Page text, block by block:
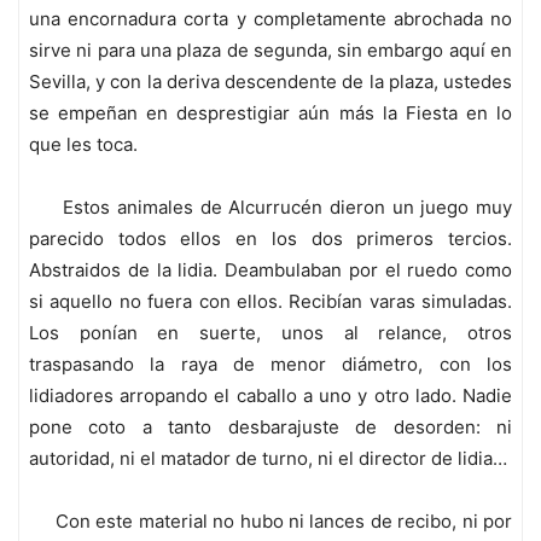
una encornadura corta y completamente abrochada no
sirve ni para una plaza de segunda, sin embargo aquí en
Sevilla, y con la deriva descendente de la plaza, ustedes
se empeñan en desprestigiar aún más la Fiesta en lo
que les toca.
Estos animales de Alcurrucén dieron un juego muy
parecido todos ellos en los dos primeros tercios.
Abstraidos de la lidia. Deambulaban por el ruedo como
si aquello no fuera con ellos. Recibían varas simuladas.
Los ponían en suerte, unos al relance, otros
traspasando la raya de menor diámetro, con los
lidiadores arropando el caballo a uno y otro lado. Nadie
pone coto a tanto desbarajuste de desorden: ni
autoridad, ni el matador de turno, ni el director de lidia…
Con este material no hubo ni lances de recibo, ni por